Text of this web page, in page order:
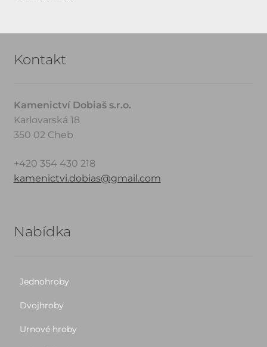
Kontakt
Kamenictví Dobiaš s.r.o.
Karlovarská 18
350 02 Cheb
+420 354 430 218
kamenictvi.dobias@gmail.com
Nabídka
Jednohroby
Dvojhroby
Urnové hroby